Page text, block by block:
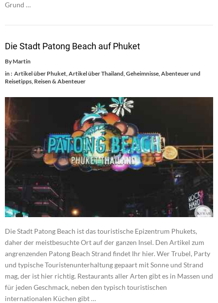
Grund …
Die Stadt Patong Beach auf Phuket
ByMartin
in : Artikel über Phuket,Artikel über Thailand,Geheimnisse, Abenteuer und
Reisetipps, Reisen & Abenteuer
Die Stadt Patong Beach ist das touristische Epizentrum Phukets,
daher der meistbesuchte Ort auf der ganzen Insel. Den Artikel zum
angrenzenden Patong Beach Strand findet Ihr hier. Wer Trubel, Party
und typische Touristenunterhaltung gepaart mit Sonne und Strand
mag, der ist hier richtig. Restaurants aller Arten gibt es in Massen und
für jeden Geschmack, neben den typisch touristischen
internationalen Küchen gibt …